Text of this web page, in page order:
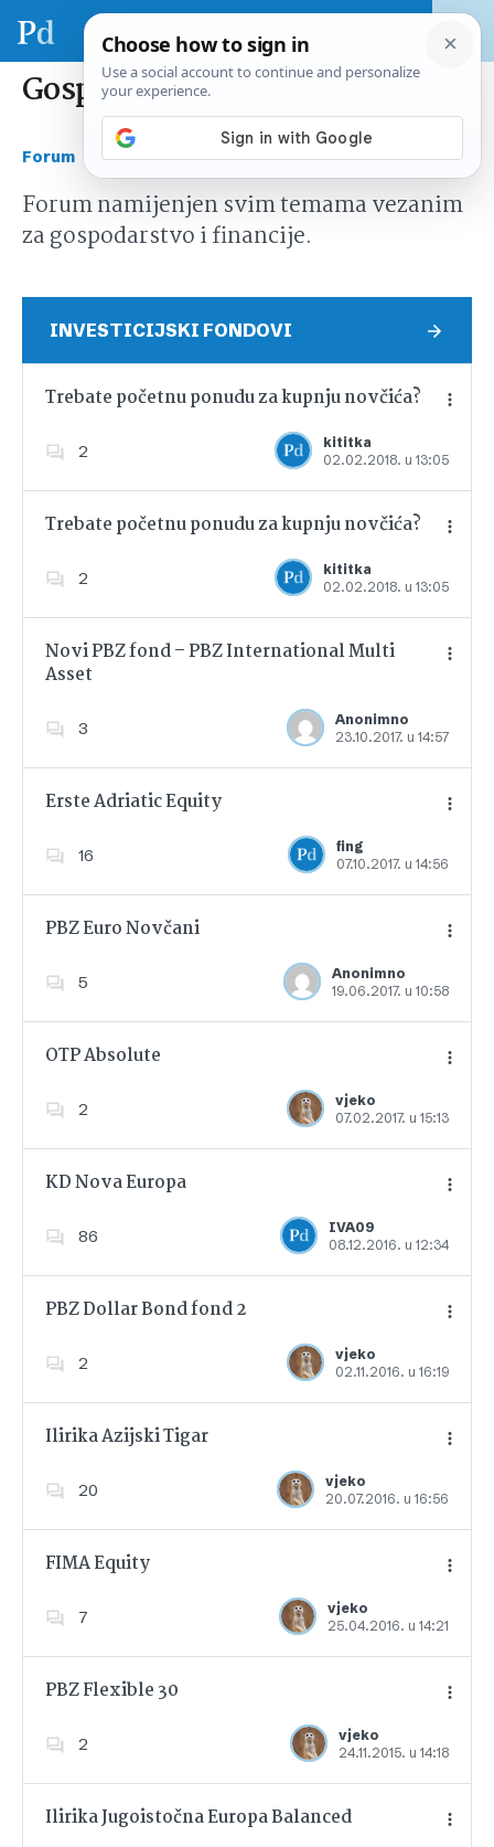
Gospodarstvo i financije
Forum Gospodarstvo i financije
Forum namijenjen svim temama vezanim
za gospodarstvo i financije.
INVESTICIJSKI FONDOVI
Trebate početnu ponudu za kupnju novčića?
2
kititka
02.02.2018. u 13:05
Dodajte u favorite
Trebate početnu ponudu za kupnju novčića?
2
kititka
02.02.2018. u 13:05
Dodajte u favorite
Novi PBZ fond – PBZ International Multi
Asset
3
Anonimno
23.10.2017. u 14:57
Dodajte u favorite
Erste Adriatic Equity
16
fing
07.10.2017. u 14:56
Dodajte u favorite
PBZ Euro Novčani
5
Anonimno
19.06.2017. u 10:58
Dodajte u favorite
OTP Absolute
2
vjeko
07.02.2017. u 15:13
Dodajte u favorite
KD Nova Europa
86
IVA09
08.12.2016. u 12:34
Dodajte u favorite
PBZ Dollar Bond fond 2
2
vjeko
02.11.2016. u 16:19
Dodajte u favorite
Ilirika Azijski Tigar
20
vjeko
20.07.2016. u 16:56
Dodajte u favorite
FIMA Equity
7
vjeko
25.04.2016. u 14:21
Dodajte u favorite
PBZ Flexible 30
2
vjeko
24.11.2015. u 14:18
Dodajte u favorite
Ilirika Jugoistočna Europa Balanced